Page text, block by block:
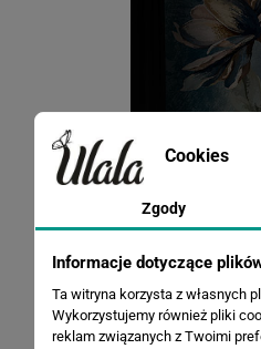
Cookies
Zgody
Informacje dotyczące
Ta witryna korzysta z własnych
Wykorzystujemy również pliki
reklam związanych z Twoimi